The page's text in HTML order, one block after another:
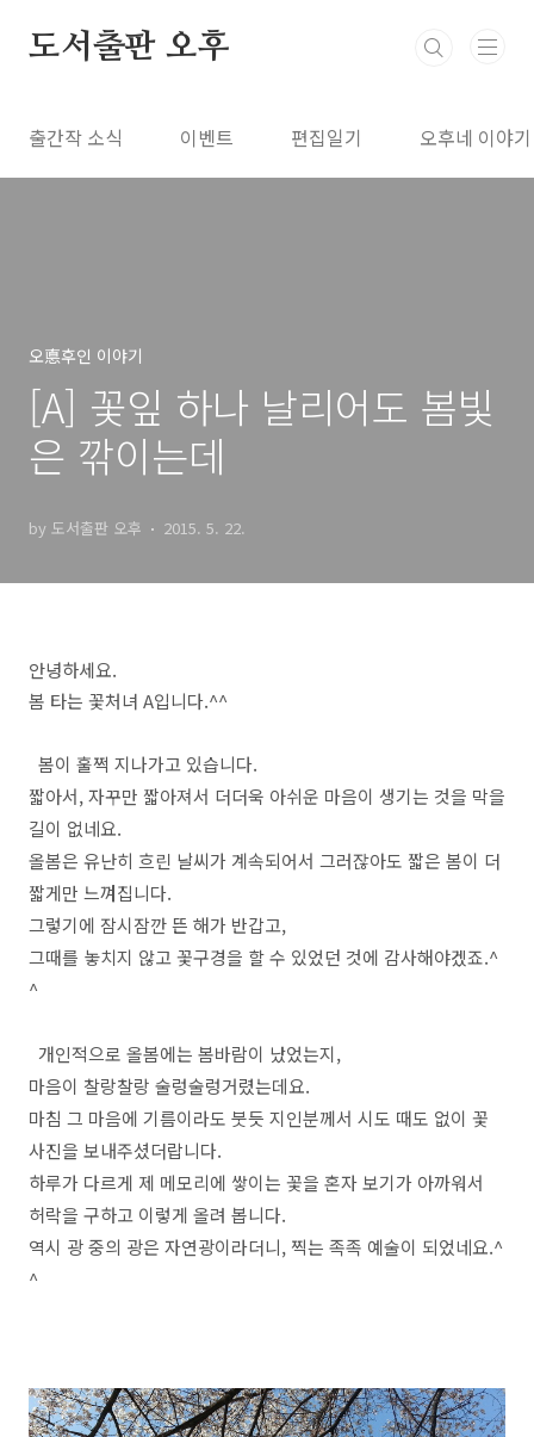
도서출판 오후
출간작 소식 이벤트 편집일기 오후네 이야기
오悳후인 이야기
[A] 꽃잎 하나 날리어도 봄빛
은 깎이는데
by 도서출판 오후 2015. 5. 22.
안녕하세요.
봄 타는 꽃처녀 A입니다.^^
봄이 훌쩍 지나가고 있습니다.
짧아서, 자꾸만 짧아져서 더더욱 아쉬운 마음이 생기는 것을 막을
길이 없네요.
올봄은 유난히 흐린 날씨가 계속되어서 그러잖아도 짧은 봄이 더
짧게만 느껴집니다.
그렇기에 잠시잠깐 뜬 해가 반갑고,
그때를 놓치지 않고 꽃구경을 할 수 있었던 것에 감사해야겠죠.^
^
개인적으로 올봄에는 봄바람이 났었는지,
마음이 찰랑찰랑 술렁술렁거렸는데요.
마침 그 마음에 기름이라도 붓듯 지인분께서 시도 때도 없이 꽃
사진을 보내주셨더랍니다.
하루가 다르게 제 메모리에 쌓이는 꽃을 혼자 보기가 아까워서
허락을 구하고 이렇게 올려 봅니다.
역시 광 중의 광은 자연광이라더니, 찍는 족족 예술이 되었네요.^
^